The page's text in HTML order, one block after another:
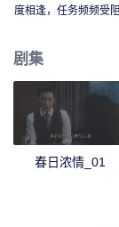
度相逢，任务频频受
剧集
春日浓情_01